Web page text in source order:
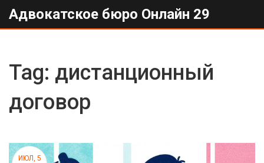
Адвокатское бюро Онлайн 29
Tag: дистанционный
договор
ИЮЛ, 5